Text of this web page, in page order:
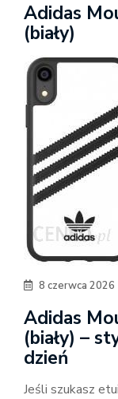
Adidas
(biały)
8 czerwca 2026
Adidas
(biały) –
dzień
Jeśli szukasz